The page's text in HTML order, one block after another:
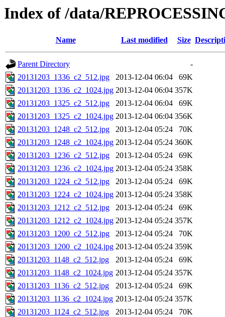
Index of /data/
Name Last modified Size
Parent Directory
-
20131203_1336_c2_512.jpg
2013-12-04 06:04
69K
20131203_1336_c2_1024.jpg 2013-12-04 06:04 357K
20131203_1325_c2_512.jpg
2013-12-04 06:04
69K
20131203_1325_c2_1024.jpg 2013-12-04 06:04 356K
20131203_1248_c2_512.jpg
2013-12-04 05:24
70K
20131203_1248_c2_1024.jpg 2013-12-04 05:24 360K
20131203_1236_c2_512.jpg
2013-12-04 05:24
69K
20131203_1236_c2_1024.jpg 2013-12-04 05:24 358K
20131203_1224_c2_512.jpg
2013-12-04 05:24
69K
20131203_1224_c2_1024.jpg 2013-12-04 05:24 358K
20131203_1212_c2_512.jpg
2013-12-04 05:24
69K
20131203_1212_c2_1024.jpg 2013-12-04 05:24 357K
20131203_1200_c2_512.jpg
2013-12-04 05:24
70K
20131203_1200_c2_1024.jpg 2013-12-04 05:24 359K
20131203_1148_c2_512.jpg
2013-12-04 05:24
69K
20131203_1148_c2_1024.jpg 2013-12-04 05:24 357K
20131203_1136_c2_512.jpg
2013-12-04 05:24
69K
20131203_1136_c2_1024.jpg 2013-12-04 05:24 357K
20131203_1124_c2_512.jpg
2013-12-04 05:24
70K